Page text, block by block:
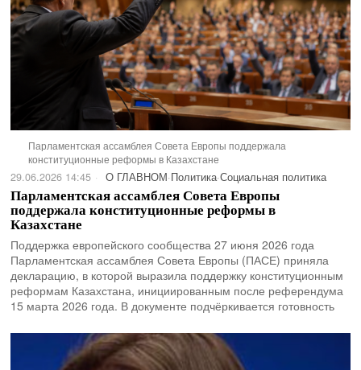
Парламентская ассамблея Совета Европы поддержала
конституционные реформы в Казахстане
29.06.2026 14:45 О ГЛАВНОМ·Политика·Социальная политика
Парламентская ассамблея Совета Европы
поддержала конституционные реформы в
Казахстане
Поддержка европейского сообщества 27 июня 2026 года
Парламентская ассамблея Совета Европы (ПАСЕ) приняла
декларацию, в которой выразила поддержку конституционным
реформам Казахстана, инициированным после референдума
15 марта 2026 года. В документе подчёркивается готовность